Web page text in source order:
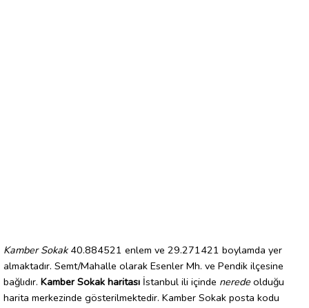
Kamber Sokak40.884521 enlem ve 29.271421 boylamda yer
almaktadır. Semt/Mahalle olarak Esenler Mh. ve Pendik ilçesine
bağlıdır. Kamber Sokak haritası İstanbul ili içinde nerede olduğu
harita merkezinde gösterilmektedir. Kamber Sokak posta kodu